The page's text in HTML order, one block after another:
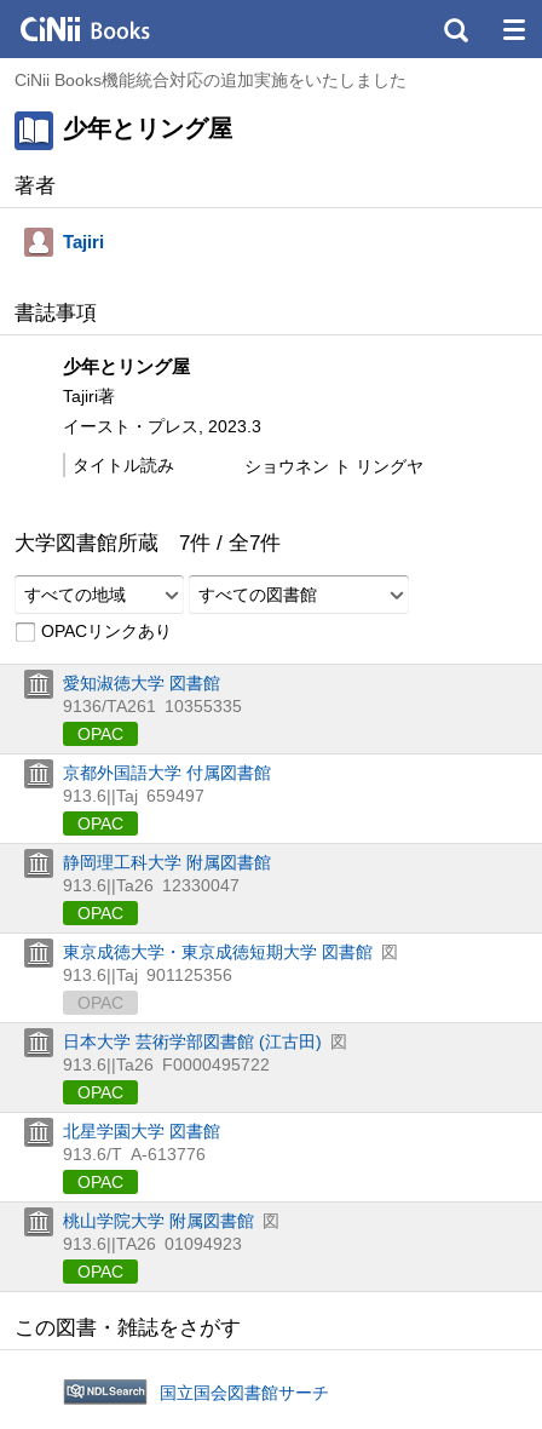
CiNii Books機能統合対応の追加実施をいたしました
少年とリング屋
著者
Tajiri
書誌事項
少年とリング屋
Tajiri著
イースト・プレス, 2023.3
タイトル読み
ショウネン ト リングヤ
大学図書館所蔵 7件 / 全7件
すべての地域
すべての図書館
OPACリンクあり
愛知淑徳大学 図書館
9136/TA261
10355335
OPAC
京都外国語大学 付属図書館
913.6||Taj 659497
OPAC
静岡理工科大学 附属図書館
913.6||Ta26 12330047
OPAC
東京成徳大学・東京成徳短期大学 図書館 図
913.6||Taj 901125356
OPAC
日本大学 芸術学部図書館 (江古田)
図
913.6||Ta26 F0000495722
OPAC
北星学園大学 図書館
913.6/T A-613776
OPAC
桃山学院大学 附属図書館 図
913.6||TA26 01094923
OPAC
この図書・雑誌をさがす
国立国会図書館サーチ